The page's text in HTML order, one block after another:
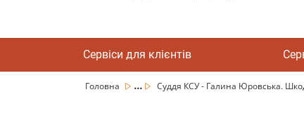
Сервіси для клієнтів
Головна ... Суддя КСУ - Галина Юровська.